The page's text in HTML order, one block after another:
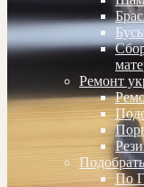
Ремонт
По